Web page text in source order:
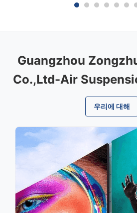
Guangzhou
Co.,Ltd-Air
우리에 대해